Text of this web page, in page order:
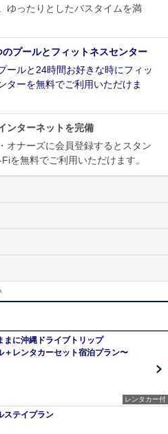
ゆったりとしたバスタイムを満
のプールとフィットネスセンター
ールと24時間お好きな時にフィッ
ターを無料でご利用いただけま
ンターネットを完備
オナーズに会員登録するとスタン
を無料でご利用いただけます。
まに沖縄ドライブトリップ
＋レンタカーセット宿泊プラン〜
レンタカー付
ステイプラン